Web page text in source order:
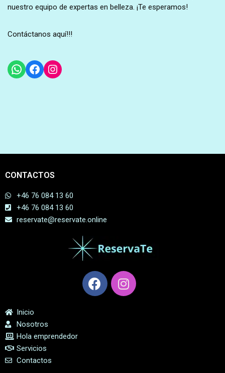
nuestro equipo de expertas en belleza. ¡Te esperamos!
Contáctanos aquí!!!
CONTACTOS
+46 76 084 13 60
+46 76 084 13 60
reservate@reservate.online
Inicio
Nosotros
Hola emprendedor
Servicios
Contactos